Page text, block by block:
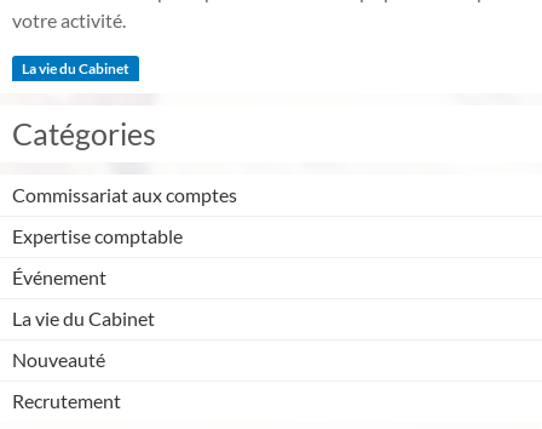
votre activité.
La vie du Cabinet
Catégories
Commissariat aux comptes
Expertise comptable
Événement
La vie du Cabinet
Nouveauté
Recrutement